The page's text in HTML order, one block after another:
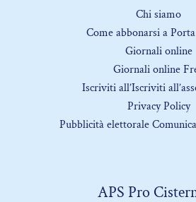
Chi siamo
Come abbonarsi a
Giornali online
Giornali online
Iscriviti all’Iscriviti
Privacy Policy
Pubblicità elettorale
APS Pro